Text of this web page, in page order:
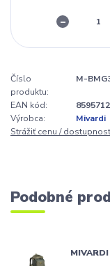
Číslo
produktu:
M-
EAN kód:
Výrobca:
Mivardi
Strážiť cenu / dostupnosť
Podobné